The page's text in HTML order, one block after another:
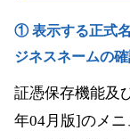
① 表示する正式
ジネスネームの
証憑保存機能及
年04月版]のメ